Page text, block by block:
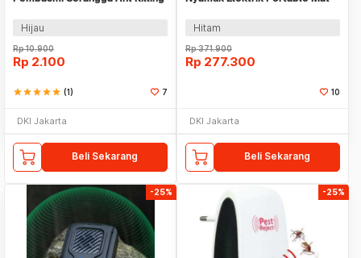
Hijau
Rp10.900
Rp 2.100
starstarstarstarstar (1) 7
DKI Jakarta
Beli Sekarang
Hitam
Rp371.900
Rp 277.300
10
DKI Jakarta
Beli Sekarang
-25% -25%